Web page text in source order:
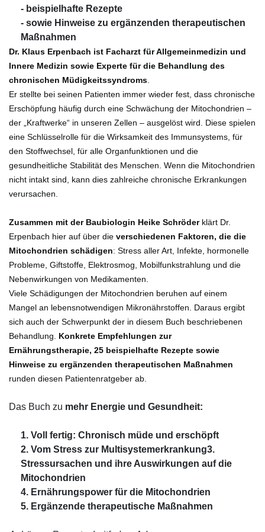
- beispielhafte Rezepte
- sowie Hinweise zu ergänzenden therapeutischen
Maßnahmen
Dr. Klaus Erpenbach ist Facharzt für Allgemeinmedizin und
Innere Medizin sowie Experte für die Behandlung des
chronischen Müdigkeitssyndroms
Er stellte bei seinen Patienten immer wieder fest, dass chronische
Erschöpfung häufig durch eine Schwächung der Mitochondrien –
der „Kraftwerke“ in unseren Zellen – ausgelöst wird. Diese spielen
eine Schlüsselrolle für die Wirksamkeit des Immunsystems, für
den Stoffwechsel, für alle Organfunktionen und die
gesundheitliche Stabilität des Menschen. Wenn die Mitochondrien
nicht intakt sind, kann dies zahlreiche chronische Erkrankungen
verursachen.
Zusammen mit der Baubiologin Heike Schröderklärt Dr.
Erpenbach hier auf über die verschiedenen Faktoren, die die
Mitochondrien schädigen: Stress aller Art, Infekte, hormonelle
Probleme, Giftstoffe, Elektrosmog, Mobilfunkstrahlung und die
Nebenwirkungen von Medikamenten.
Viele Schädigungen der Mitochondrien beruhen auf einem
Mangel an lebensnotwendigen Mikronährstoffen. Daraus ergibt
sich auch der Schwerpunkt der in diesem Buch beschriebenen
Behandlung. Konkrete Empfehlungen zur
Ernährungstherapie, 25 beispielhafte Rezepte sowie
Hinweise zu ergänzenden therapeutischen Maßnahmen
runden diesen Patientenratgeber ab.
Das Buch zu mehr Energie und Gesundheit:
1. Voll fertig: Chronisch müde und erschöpft
2. Vom Stress zur Multisystemerkrankung3.
Stressursachen und ihre Auswirkungen auf die
Mitochondrien
4. Ernährungspower für die Mitochondrien
5. Ergänzende therapeutische Maßnahmen